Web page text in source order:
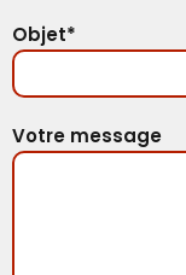
Objet*
Votre message